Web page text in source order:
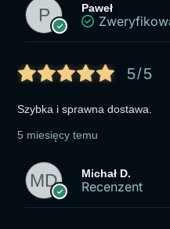
Paweł
5/5
Szybka i sprawna dostawa.
5 miesięcy temu
Michał D.
Recenzent